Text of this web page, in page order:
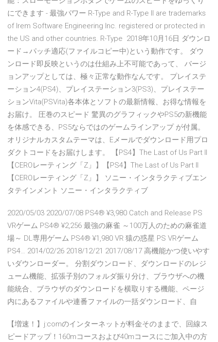
にできます - 最強パワー R-Type and R-Type II are trademarks
of Irem Software Engineering Inc. registered or protected in
the US and other countries. R-Type 2018年10月16日 ダウンロ
ード→パッチ適応(ファイルコピー中)という動作です。 ダウ
ンロード即反映というのは仕組み上不可能であって、 バージ
ョンアップとしては、極々正常な動作なんです。 プレイステ
ーション4(PS4)、プレイステーション3(PS3)、プレイステー
ションVita(PSVita)各本体とソフトの最新情報、お得な情報を
お届け。 圧巻のスピード 驚異のグラフィックやPS5の新機能
を体感できる、PS5ならではのゲームラインアップ が付属。
オリジナルカスタムテーマは、Eメールでダウンロード用プロ
ダクトコードをお届けします。 【PS4】The Last of Us Part II
【CEROレーティング「Z」】【PS4】The Last of Us Part II
【CEROレーティング「Z」】 ソニー・インタラクティブエン
タテインメント ソニー・インタラクティブ
2020/05/03 2020/07/08 PS4® ¥3,980 Catch and Release PS
VRゲーム PS4® ¥2,256 最強の麻雀 ～100万人のための麻雀道
場～ DL専用ゲーム PS4® ¥1,980 VR 猿の惑星 PS VRゲーム
PS4… 2014/02/26 2018/12/21 2017/08/17 高機能かつ使いやす
いダウンローダー。 分割ダウンロード、ダウンロードのレジ
ューム機能、拡張子別のフォルダ振り分け、ブラウザへの機
能統合、ブラウザのダウンロードを横取りする機能、ページ
内にあるファイルや連番ファイルの一括ダウンロード、自
【増速！】j:comのインターネットが料金そのままで、回線ス
ピードアップ！160mコースおよび40mコースにご加入中の方